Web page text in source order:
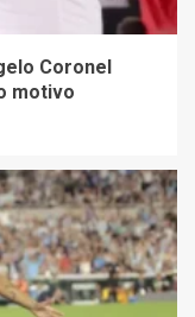
Coronel
motivo